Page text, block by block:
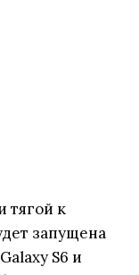
тягой к
запущена
S6 и